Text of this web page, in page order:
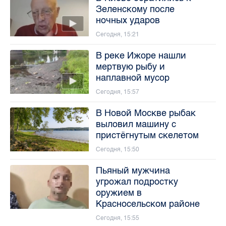
Зеленскому после
ночных ударов
Сегодня, 15:21
В реке Ижоре нашли
мертвую рыбу и
наплавной мусор
Сегодня, 15:57
В Новой Москве рыбак
выловил машину с
пристёгнутым скелетом
Сегодня, 15:50
Пьяный мужчина
угрожал подростку
оружием в
Красносельском районе
Сегодня, 15:55